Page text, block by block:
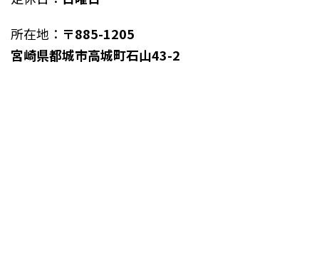
所在地： 〒885-1205
宮崎県都城市高城町石山43-2